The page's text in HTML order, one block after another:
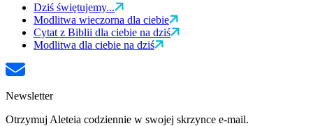
Dziś świętujemy...
Modlitwa wieczorna dla ciebie
Cytat z Biblii dla ciebie na dziś
Modlitwa dla ciebie na dziś
Newsletter
Otrzymuj Aleteia codziennie w swojej skrzynce e-mail.